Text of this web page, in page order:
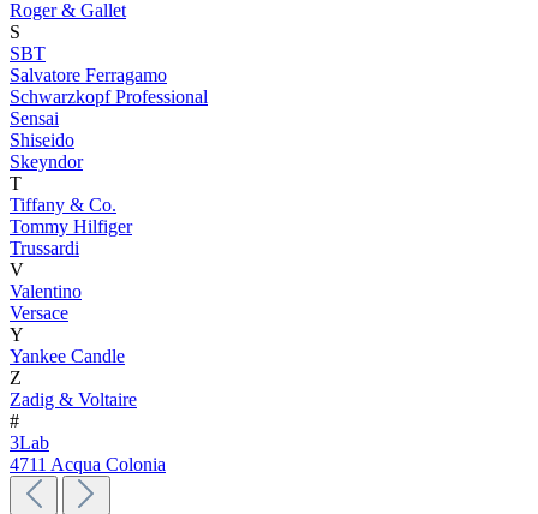
Roger & Gallet
S
SBT
Salvatore Ferragamo
Schwarzkopf Professional
Sensai
Shiseido
Skeyndor
T
Tiffany & Co.
Tommy Hilfiger
Trussardi
V
Valentino
Versace
Y
Yankee Candle
Z
Zadig & Voltaire
#
3Lab
4711 Acqua Colonia